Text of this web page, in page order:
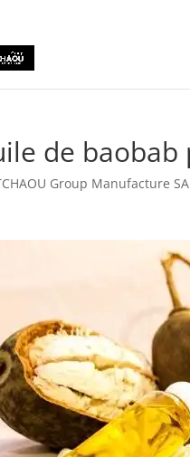
de baobab
Group Manufacture